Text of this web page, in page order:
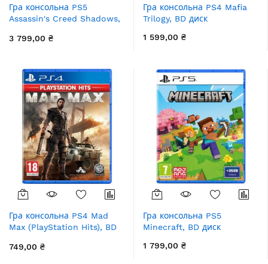
Гра консольна PS5
Assassin's Creed Shadows,
3 799,00 ₴
Гра консольна PS4 Mafia
Trilogy, BD диск
1 599,00 ₴
Гра консольна PS4 Mad
Max (PlayStation Hits), BD
749,00 ₴
Гра консольна PS5
Minecraft, BD диск
1 799,00 ₴